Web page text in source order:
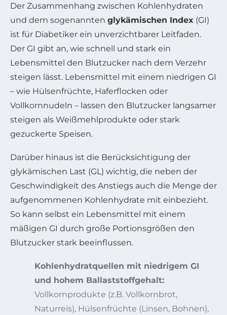
Der Zusammenhang zwischen Kohlenhydraten
und dem sogenannten glykämischen Index (GI)
ist für Diabetiker ein unverzichtbarer Leitfaden.
Der GI gibt an, wie schnell und stark ein
Lebensmittel den Blutzucker nach dem Verzehr
steigen lässt. Lebensmittel mit einem niedrigen GI
– wie Hülsenfrüchte, Haferflocken oder
Vollkornnudeln – lassen den Blutzucker langsamer
steigen als Weißmehlprodukte oder stark
gezuckerte Speisen.
Darüber hinaus ist die Berücksichtigung der
glykämischen Last (GL) wichtig, die neben der
Geschwindigkeit des Anstiegs auch die Menge der
aufgenommenen Kohlenhydrate mit einbezieht.
So kann selbst ein Lebensmittel mit einem
mäßigen GI durch große Portionsgrößen den
Blutzucker stark beeinflussen.
Kohlenhydratquellen mit niedrigem GI
und hohem Ballaststoffgehalt:
Vollkornprodukte (z.B. Vollkornbrot,
Naturreis), Hülsenfrüchte (Linsen, Bohnen),